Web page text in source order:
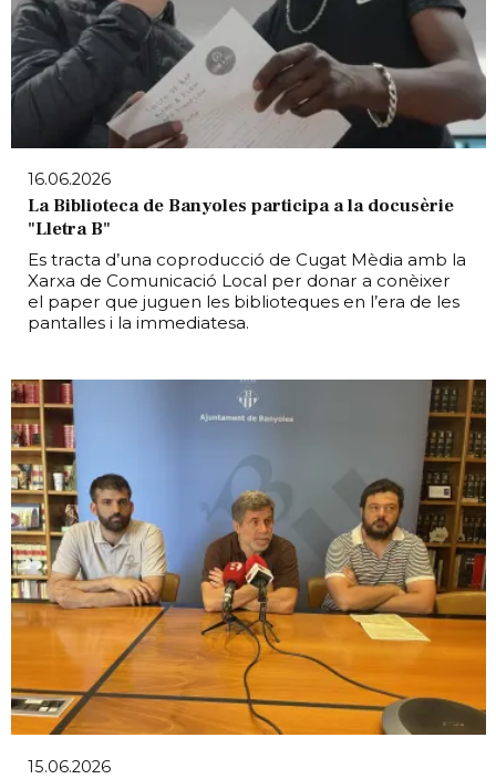
16.06.2026
La Biblioteca de Banyoles participa a la docusèrie
"Lletra B"
Es tracta d’una coproducció de Cugat Mèdia amb la
Xarxa de Comunicació Local per donar a conèixer
el paper que juguen les biblioteques en l’era de les
pantalles i la immediatesa.
15.06.2026